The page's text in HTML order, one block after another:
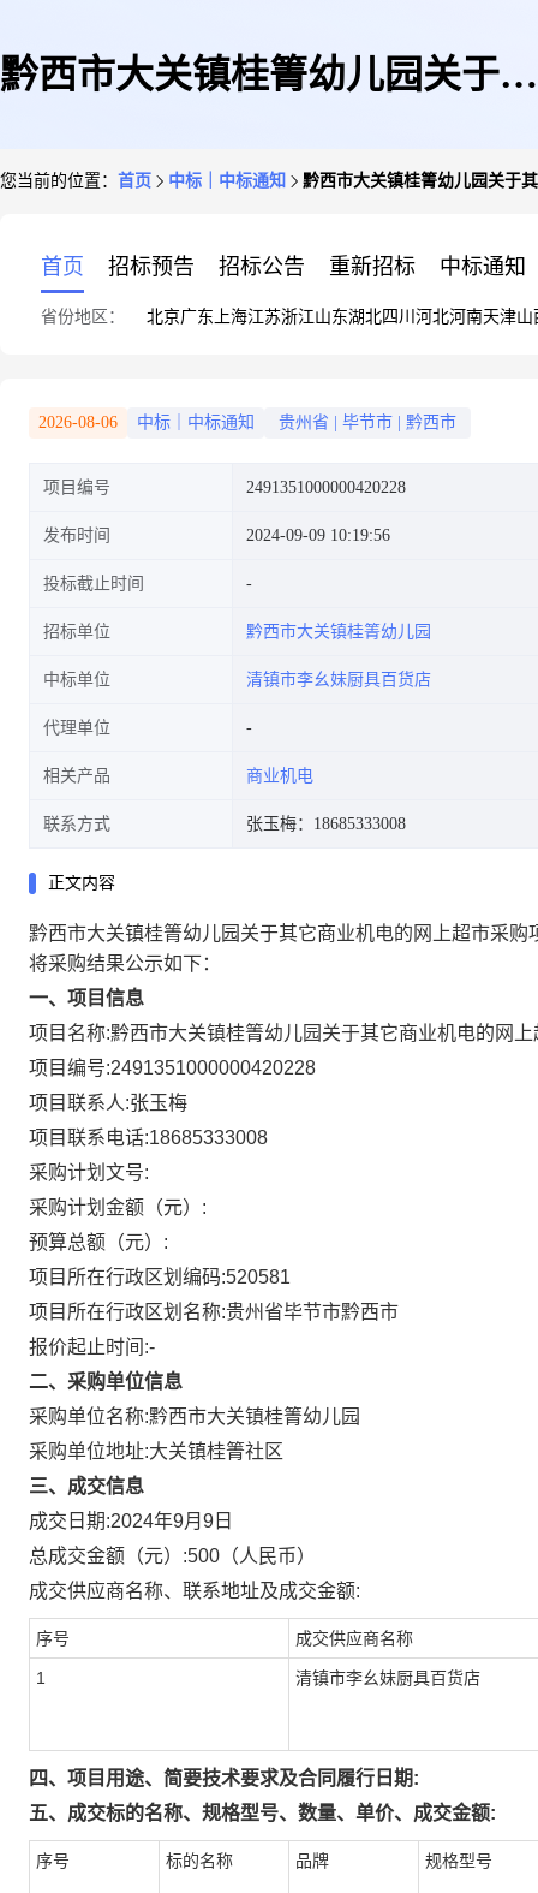
黔西市大关镇桂箐幼儿园关于其
您当前的位置： 首页 中标｜中标通知 黔西市大关镇桂箐幼儿园关于
首页 招标预告 招标公告 重新招标 中标通知
省份地区： 北京广东 上海江苏浙江山东湖北四川 河北河南天津山
2026-08-06 中标｜中标通知 贵州省 毕节市 黔西市
项目编号 2491351000000420228
发布时间 2024-09-09 10:19:56
投标截止时间
招标单位 黔西市大关镇桂箐幼儿园
中标单位 清镇市李幺妹厨具百货店
代理单位
相关产品 商业机电
联系方式 张玉梅：18685333008
正文内容
黔西市大关镇桂箐幼儿园关于其它商业机电的网上超市采购
将采购结果公示如下：
一、项目信息
项目名称:黔西市大关镇桂箐幼儿园关于其它商业机电的网
项目编号:2491351000000420228
项目联系人:张玉梅
项目联系电话:18685333008
采购计划文号:
采购计划金额（元）:
预算总额（元）:
项目所在行政区划编码:520581
项目所在行政区划名称:贵州省毕节市黔西市
报价起止时间:-
二、采购单位信息
采购单位名称:黔西市大关镇桂箐幼儿园
采购单位地址:大关镇桂箐社区
三、成交信息
成交日期:2024年9月9日
总成交金额（元）:500 （人民币）
成交供应商名称、联系地址及成交金额:
序号 成交供应商名称
1 清镇市李幺妹厨具百货店
四、项目用途、简要技术要求及合同履行日期:
五、成交标的名称、规格型号、数量、单价、成交金额:
序号 标的名称 品牌 规格型号